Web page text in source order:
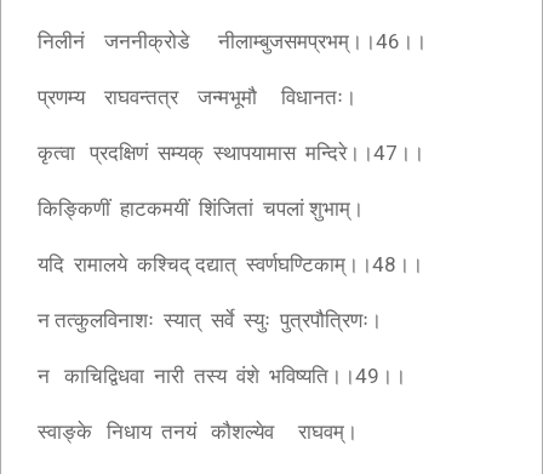
निलीनं जननीक्रोडे नीलाम्बुजसमप्रभम्।।46।।
प्रणम्य राघवन्तत्र जन्मभूमौ विधानतः।
कृत्वा प्रदक्षिणं सम्यक् स्थापयामास मन्दिरे।।47।।
किङ्किणीं हाटकमयीं शिंजितां चपलां शुभाम्।
यदि रामालये कश्चिद् दद्यात् स्वर्णघण्टिकाम्।।48।।
न तत्कुलविनाशः स्यात् सर्वे स्युः पुत्रपौत्रिणः।
न काचिद्विधवा नारी तस्य वंशे भविष्यति।।49।।
स्वाङ्के निधाय तनयं कौशल्येव राघवम्।